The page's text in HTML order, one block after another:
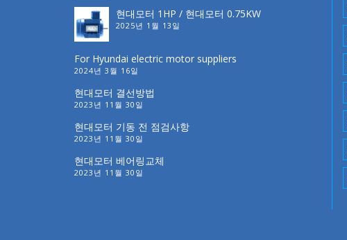
현대모터 1HP / 현대모터 0.75KW
2025년 1월 13일
For Hyundai electric motor suppliers
2024년 3월 16일
현대모터 결선방법
2023년 11월 30일
현대모터 기동 전 점검사항
2023년 11월 30일
현대모터 베어링교체
2023년 11월 30일